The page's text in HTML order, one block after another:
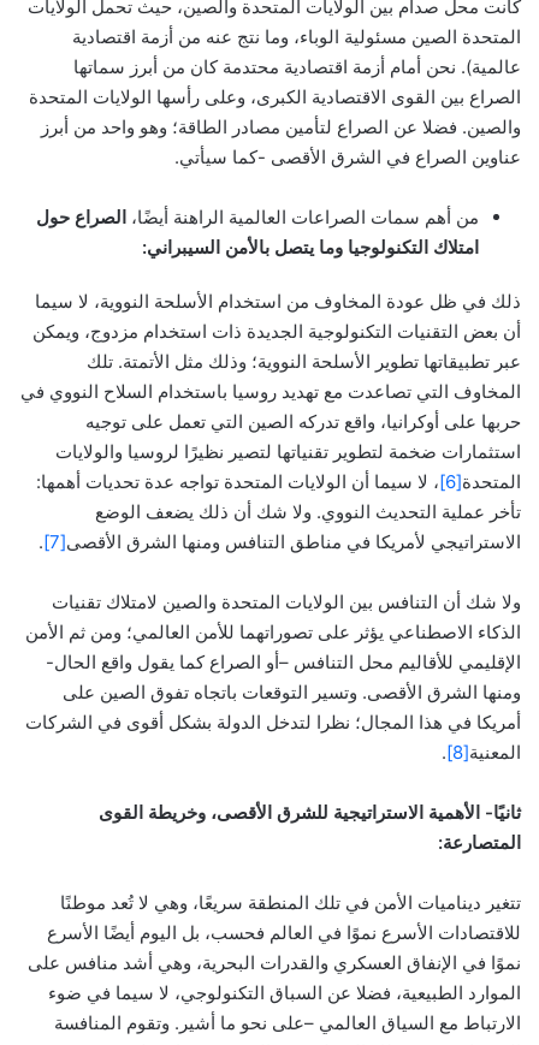
كانت محل صدام بين الولايات المتحدة والصين، حيث تحمل الولايات
المتحدة الصين مسئولية الوباء، وما نتج عنه من أزمة اقتصادية
عالمية). نحن أمام أزمة اقتصادية محتدمة كان من أبرز سماتها
الصراع بين القوى الاقتصادية الكبرى، وعلى رأسها الولايات المتحدة
والصين. فضلا عن الصراع لتأمين مصادر الطاقة؛ وهو واحد من أبرز
عناوين الصراع في الشرق الأقصى -كما سيأتي.
من أهم سمات الصراعات العالمية الراهنة أيضًا، الصراع حول
امتلاك التكنولوجيا وما يتصل بالأمن السيبراني:
ذلك في ظل عودة المخاوف من استخدام الأسلحة النووية، لا سيما
أن بعض التقنيات التكنولوجية الجديدة ذات استخدام مزدوج، ويمكن
عبر تطبيقاتها تطوير الأسلحة النووية؛ وذلك مثل الأتمتة. تلك
المخاوف التي تصاعدت مع تهديد روسيا باستخدام السلاح النووي في
حربها على أوكرانيا، واقع تدركه الصين التي تعمل على توجيه
استثمارات ضخمة لتطوير تقنياتها لتصير نظيرًا لروسيا والولايات
المتحدة[6]
، لا سيما أن الولايات المتحدة تواجه عدة تحديات أهمها:
تأخر عملية التحديث النووي. ولا شك أن ذلك يضعف الوضع
الاستراتيجي لأمريكا في مناطق التنافس ومنها الشرق الأقصى[7]
.
ولا شك أن التنافس بين الولايات المتحدة والصين لامتلاك تقنيات
الذكاء الاصطناعي يؤثر على تصوراتهما للأمن العالمي؛ ومن ثم الأمن
الإقليمي للأقاليم محل التنافس –أو الصراع كما يقول واقع الحال-
ومنها الشرق الأقصى. وتسير التوقعات باتجاه تفوق الصين على
أمريكا في هذا المجال؛ نظرا لتدخل الدولة بشكل أقوى في الشركات
المعنية[8]
.
ثانيًا- الأهمية الاستراتيجية للشرق الأقصى، وخريطة القوى
المتصارعة:
تتغير ديناميات الأمن في تلك المنطقة سريعًا، وهي لا تُعد موطنًا
للاقتصادات الأسرع نموًا في العالم فحسب، بل اليوم أيضًا الأسرع
نموًا في الإنفاق العسكري والقدرات البحرية، وهي أشد منافس على
الموارد الطبيعية، فضلا عن السباق التكنولوجي، لا سيما في ضوء
الارتباط مع السياق العالمي –على نحو ما أشير. وتقوم المنافسة